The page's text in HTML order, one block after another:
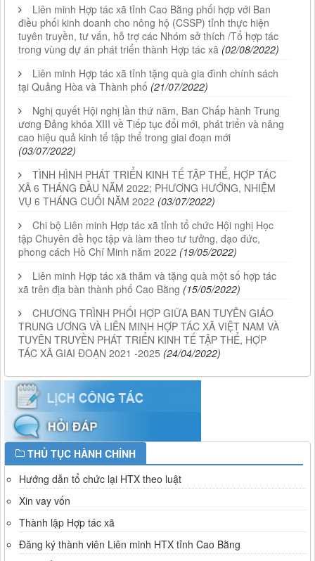
Liên minh Hợp tác xã tỉnh Cao Bằng phối hợp với Ban
điều phối kinh doanh cho nông hộ (CSSP) tỉnh thực hiện
tuyên truyền, tư vấn, hỗ trợ các Nhóm sở thích /Tổ hợp tác
trong vùng dự án phát triển thành Hợp tác xã (02/08/2022)
Liên minh Hợp tác xã tỉnh tặng quà gia đình chính sách
tại Quảng Hòa và Thành phố (21/07/2022)
Nghị quyết Hội nghị lần thứ năm, Ban Chấp hành Trung
ương Đảng khóa XIII về Tiếp tục đổi mới, phát triển và nâng
cao hiệu quả kinh tế tập thể trong giai đoạn mới
(03/07/2022)
TÌNH HÌNH PHÁT TRIỂN KINH TẾ TẬP THỂ, HỢP TÁC
XÃ 6 THÁNG ĐẦU NĂM 2022; PHƯƠNG HƯỚNG, NHIỆM
VỤ 6 THÁNG CUỐI NĂM 2022 (03/07/2022)
Chi bộ Liên minh Hợp tác xã tỉnh tổ chức Hội nghị Học
tập Chuyên đề học tập và làm theo tư tưởng, đạo đức,
phong cách Hồ Chí Minh năm 2022 (19/05/2022)
Liên minh Hợp tác xã thăm và tặng quà một số hợp tác
xã trên địa bàn thành phố Cao Bằng (15/05/2022)
CHƯƠNG TRÌNH PHỐI HỢP GIỮA BAN TUYÊN GIÁO
TRUNG ƯƠNG VÀ LIÊN MINH HỢP TÁC XÃ VIỆT NAM VÀ
TUYÊN TRUYỀN PHÁT TRIỂN KINH TẾ TẬP THỂ, HỢP
TÁC XÃ GIAI ĐOẠN 2021 -2025 (24/04/2022)
THỦ TỤC HÀNH CHÍNH
Hướng dẫn tổ chức lại HTX theo luật
Xin vay vốn
Thành lập Hợp tác xã
Đăng ký thành viên Liên minh HTX tỉnh Cao Bằng